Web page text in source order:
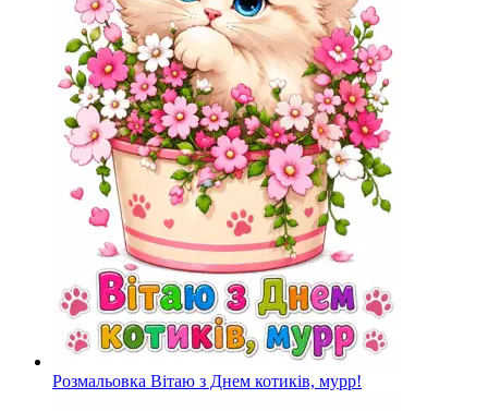
Розмальовка Вітаю з Днем котиків, мурр!